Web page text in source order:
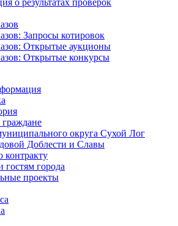
Запросы котировок
Открытые аукционы
Открытые конкурсы
округа Сухой Лог
Доблести и Славы
контракту
города
проекты